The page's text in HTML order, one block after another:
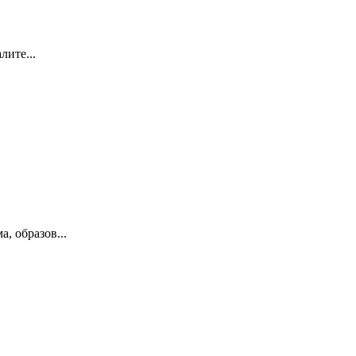
образов...